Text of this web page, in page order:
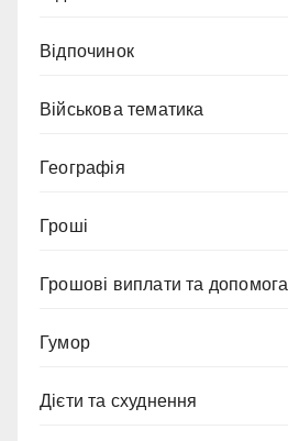
Відпочинок
Військова тематика
Географія
Гроші
Грошові виплати та допомога
Гумор
Дієти та схуднення